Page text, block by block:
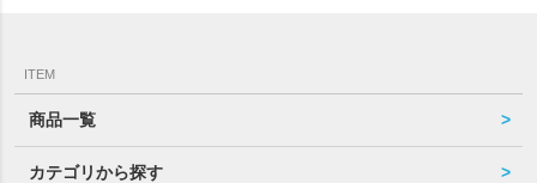
ITEM
商品一覧
カテゴリから探す